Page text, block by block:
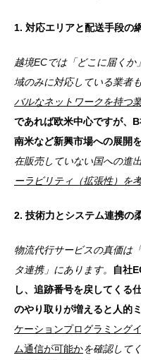
1. 対応エリアと配送手段の
越境ECでは「どこに届く
域のみに対応している業者も
バルなネットワークを持つ
であれば欧米中心ですが、
南米など新興市場への展開
在販売していない国への進
ーラビリティ（拡張性）を
2. 技術力とシステム連携の
物流代行サービスの真価は
タ連携」にあります。
自社
し、追跡番号を戻してくる
のやり取りが増えると人的
ケーションプログラミング
ム通信が可能かを確認して